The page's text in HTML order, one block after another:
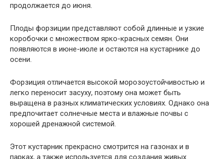
продолжается до июня.
Плоды форзиции представляют собой длинные и узкие
коробочки с множеством ярко-красных семян. Они
появляются в июне-июле и остаются на кустарнике до
осени.
Форзиция отличается высокой морозоустойчивостью и
легко переносит засуху, поэтому она может быть
выращена в разных климатических условиях. Однако она
предпочитает солнечные места и влажные почвы с
хорошей дренажной системой.
Этот кустарник прекрасно смотрится на газонах и в
парках, а также используется для создания живых